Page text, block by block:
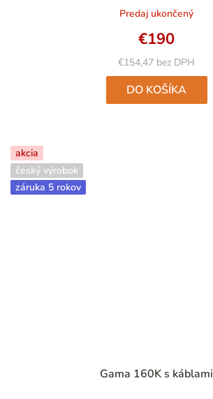
Predaj ukončený
€154,47 bez DPH
€190
DO KOŠÍKA
akcia
český výrobok
záruka 5 rokov
Gama 160K s káblami